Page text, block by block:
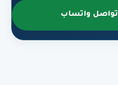
تواصل واتساب